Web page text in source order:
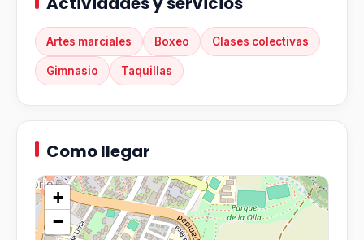
Artes marciales Boxeo Clases colectivas
Gimnasio Taquillas
Como llegar
+
−